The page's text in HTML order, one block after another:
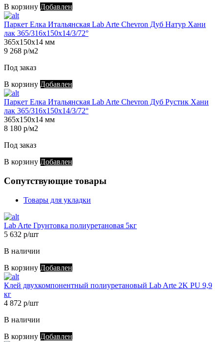
В корзину Добавлен
Паркет Елка Итальянская Lab Arte Chevron Дуб Натур Хани
лак 365/316х150х14/3/72°
365х150х14 мм
9 268 р/м2
Под заказ
В корзину Добавлен
Паркет Елка Итальянская Lab Arte Chevron Дуб Рустик Хани
лак 365/316х150х14/3/72°
365х150х14 мм
8 180 р/м2
Под заказ
В корзину Добавлен
Сопутствующие товары
Товары для укладки
Lab Arte Грунтовка полиуретановая 5кг
5 632 р/шт
В наличии
В корзину Добавлен
Клей двухкомпонентный полиуретановый Lab Arte 2K PU 9,9
кг
4 872 р/шт
В наличии
В корзину Добавлен